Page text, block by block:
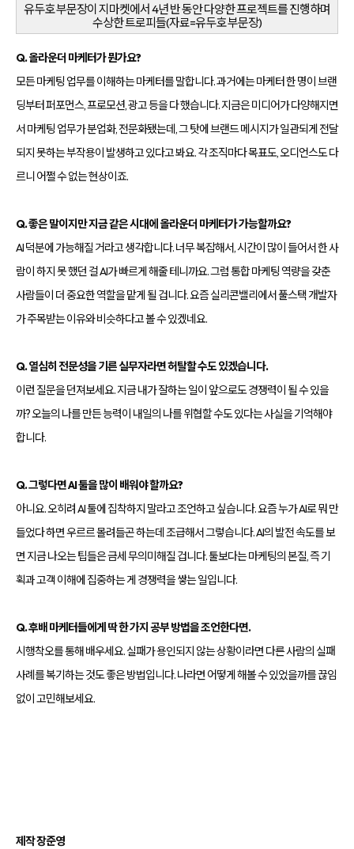
유두호 부문장이 지마켓에서 4년 반 동안 다양한 프로젝트를 진행하며
수상한 트로피들(자료=유두호 부문장)
Q. 올라운더 마케터가 뭔가요?
모든 마케팅 업무를 이해하는 마케터를 말합니다. 과거에는 마케터 한 명이 브랜
딩부터 퍼포먼스, 프로모션, 광고 등을 다 했습니다. 지금은 미디어가 다양해지면
서 마케팅 업무가 분업화, 전문화됐는데, 그 탓에 브랜드 메시지가 일관되게 전달
되지 못하는 부작용이 발생하고 있다고 봐요. 각 조직마다 목표도, 오디언스도 다
르니 어쩔 수 없는 현상이죠.
Q. 좋은 말이지만 지금 같은 시대에 올라운더 마케터가 가능할까요?
AI 덕분에 가능해질 거라고 생각합니다. 너무 복잡해서, 시간이 많이 들어서 한 사
람이 하지 못 했던 걸 AI가 빠르게 해줄 테니까요. 그럼 통합 마케팅 역량을 갖춘
사람들이 더 중요한 역할을 맡게 될 겁니다. 요즘 실리콘밸리에서 풀스택 개발자
가 주목받는 이유와 비슷하다고 볼 수 있겠네요.
Q. 열심히 전문성을 기른 실무자라면 허탈할 수도 있겠습니다.
이런 질문을 던져보세요. 지금 내가 잘하는 일이 앞으로도 경쟁력이 될 수 있을
까? 오늘의 나를 만든 능력이 내일의 나를 위협할 수도 있다는 사실을 기억해야
합니다.
Q. 그렇다면 AI 툴을 많이 배워야 할까요?
아니요. 오히려 AI 툴에 집착하지 말라고 조언하고 싶습니다. 요즘 누가 AI로 뭐 만
들었다 하면 우르르 몰려들곤 하는데 조급해서 그렇습니다. AI의 발전 속도를 보
면 지금 나오는 팁들은 금세 무의미해질 겁니다. 툴보다는 마케팅의 본질, 즉 기
획과 고객 이해에 집중하는 게 경쟁력을 쌓는 일입니다.
Q. 후배 마케터들에게 딱 한 가지 공부 방법을 조언한다면.
시행착오를 통해 배우세요. 실패가 용인되지 않는 상황이라면 다른 사람의 실패
사례를 복기하는 것도 좋은 방법입니다. 나라면 어떻게 해볼 수 있었을까를 끊임
없이 고민해보세요.
제작 장준영